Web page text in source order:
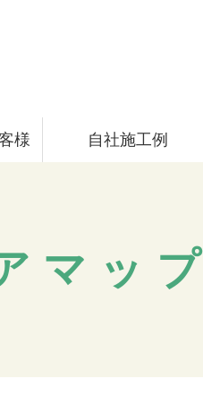
様 自社施工例
マップ